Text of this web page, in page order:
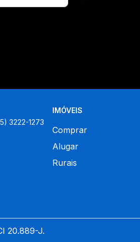
3222-1273
IMÓVEIS
Comprar
Alugar
Rurais
20.889-J.